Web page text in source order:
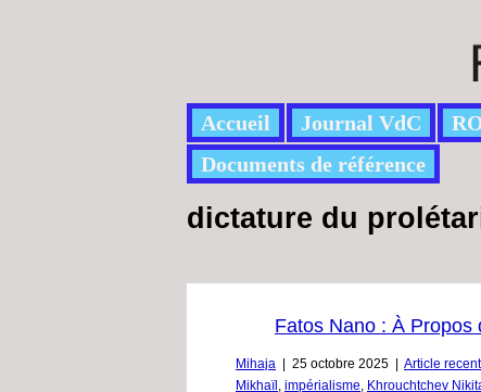
Accueil Journal VdC
Documents de référence
dictature du
Fatos Nano : À
Mihaja 25 octobre 2025 Article recent
Mikhaïl
impérialisme Khrouchtchev